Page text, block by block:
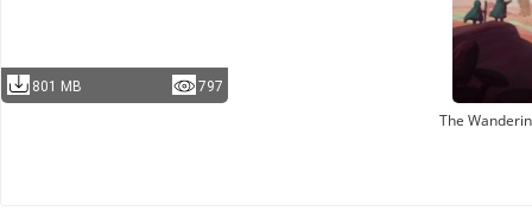
801 MB 797
The